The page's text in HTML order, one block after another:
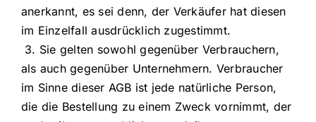
anerkannt, es sei denn, der Verkäufer hat diesen
im Einzelfall ausdrücklich zugestimmt.
3. Sie gelten sowohl gegenüber Verbrauchern,
als auch gegenüber Unternehmern. Verbraucher
im Sinne dieser AGB ist jede natürliche Person,
die die Bestellung zu einem Zweck vornimmt, der